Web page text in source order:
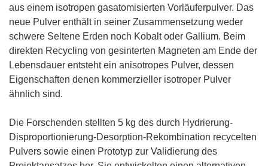
t
e
r
)
aus einem isotropen gasatomisierten Vorläuferpulver. Das
neue Pulver enthält in seiner Zusammensetzung weder
schwere Seltene Erden noch Kobalt oder Gallium. Beim
direkten Recycling von gesinterten Magneten am Ende der
Lebensdauer entsteht ein anisotropes Pulver, dessen
Eigenschaften denen kommerzieller isotroper Pulver
ähnlich sind.
Die Forschenden stellten 5 kg des durch Hydrierung-
Disproportionierung-Desorption-Rekombination recycelten
Pulvers sowie einen Prototyp zur Validierung des